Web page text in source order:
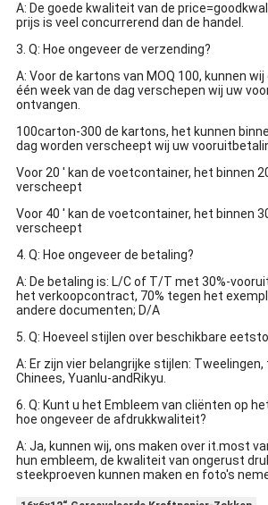
A: De goede kwaliteit van de
prijs is veel concurrerend dan de handel.
3. Q: Hoe ongeveer de verzending?
A: Voor de kartons van MOQ 100, kunnen
één week van de dag verschepen wij uw
ontvangen.
100carton-300 de kartons, het kunnen
dag worden verscheept wij uw
Voor 20 ' kan de voetcontainer, het binnen
verscheept
Voor 40 ' kan de voetcontainer, het binnen
verscheept
4. Q: Hoe ongeveer de betaling?
A: De betaling is: L/C of T/T met 30%-
het verkoopcontract, 70% tegen het
andere documenten; D/A
5. Q: Hoeveel stijlen over beschikbare
A: Er zijn vier belangrijke stijlen:
Chinees, Yuanlu-andRikyu.
6. Q: Kunt u het Embleem van cliënten op
hoe ongeveer de afdrukkwaliteit?
A: Ja, kunnen wij, ons maken over it.most
hun embleem, de kwaliteit van ongerust
steekproeven kunnen maken en foto's